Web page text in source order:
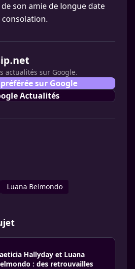
son amie de longue date
actualités sur Google.
sur Google
Actualités
Luana Belmondo
Hallyday et Luana
: des retrouvailles